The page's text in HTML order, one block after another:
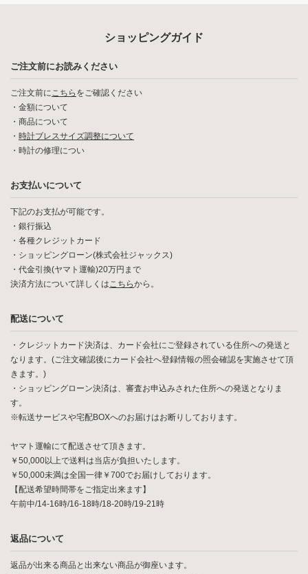
ショッピングガイド
ご注文前にお読みください
ご注文前にこちら をご確認ください
・ 金額について
・ 商品について
・ 時計ブレスサイズ調整について
・ 時計の修理につい
お支払いについて
下記のお支払が可能です。
・銀行振込
・各種クレジットカード
・ショッピングローン(株式会社ジャックス)
・代金引換(ヤマト運輸)20万円まで
決済方法について詳しくはこちらから。
配送について
・クレジットカード決済は、カード会社にご登録されている住所への発送と
なります。(ご注文確認後にカード会社へ登録情報の照会確認を実施させて頂
きます。)
・ショッピングローン決済は、審査お申込みされた住所への発送となりま
す。
※転送サービスや宅配BOXへのお届けはお断りしております。
ヤマト運輸にて配送させて頂きます。
￥50,000以上で送料は当店が負担いたします。
￥50,000未満は全国一律￥700でお届けしております。
【配送希望時間帯をご指定出来ます】
午前中/14-16時/16-18時/18-20時/19-21時
返品について
返品が出来る商品と出来ない商品が御座います。